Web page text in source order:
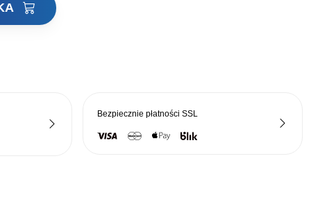
Bezpiecznie płatnościSSL